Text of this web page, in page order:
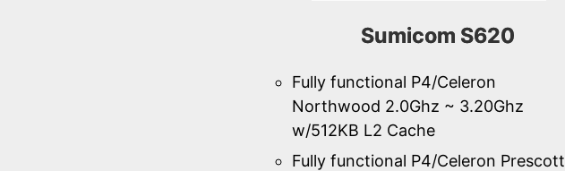
Sumicom S620
Fully functional P4/Celeron
Northwood 2.0Ghz ~ 3.20Ghz
w/512KB L2 Cache
Fully functional P4/Celeron Prescott